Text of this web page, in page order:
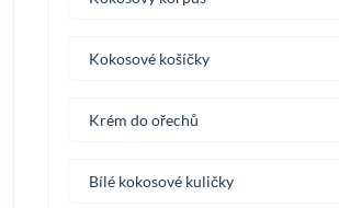
Kokosové košíčky
Krém do ořechů
Bílé kokosové kuličky